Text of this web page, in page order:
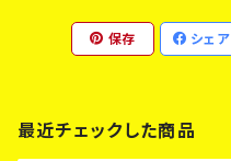
保存 シェア
最近チェックした商品